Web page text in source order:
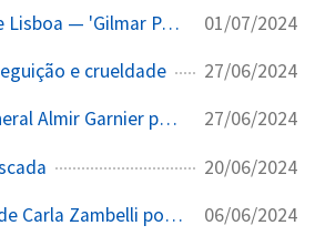
Fórum Jurídico de Lisboa — 'Gilmar Palusa': o maior evento de lobby judicial do planeta 01/07/2024
e crueldade 27/06/2024
Busca contra general Almir Garnier por minuta do golpe 27/06/2024
20/06/2024
Quebra de sigilo de Carla Zambelli por invasão hacker 06/06/2024